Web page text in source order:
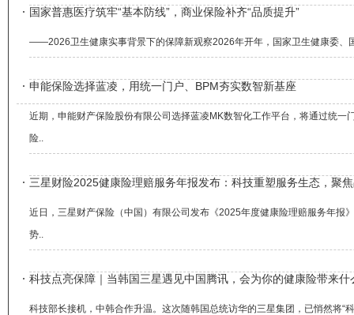
国家普惠医疗筑牢“基本防线”，商业保险补齐“品质提升”
——2026卫生健康实事背景下的保障新观察2026年开年，国家卫生健康委、
申能保险选择蓝凌，用统一门户、BPM夯实数智新基座
近期，申能财产保险股份有限公司选择蓝凌MK数智化工作平台，将通过统
险..
三星财险2025健康险理赔服务年报发布：科技重塑服务生态，聚
近日，三星财产保险（中国）有限公司发布《2025年度健康险理赔服务年报
势..
科技点亮保障｜当韩国三星遇见中国腾讯，会为你的健康险带来什
科技部长接机，中韩合作升温。这次随韩国总统访华的三星集团，已悄然将